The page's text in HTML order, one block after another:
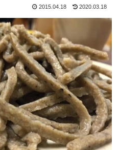
2015.04.18 2020.03.18